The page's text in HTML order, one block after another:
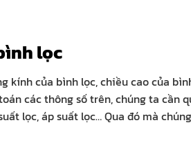
lọc
của bình lọc, chiều cao của
các thông số trên, chúng ta cần
lọc, áp suất lọc… Qua đó mà